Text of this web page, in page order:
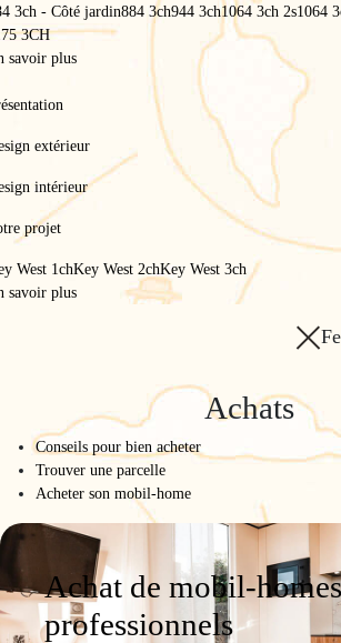
3ch - Côté jardin884 3ch944 3ch1064 3ch 2s1064
3CH
savoir plus
extérieur
intérieur
projet
West 1chKey West 2chKey West 3ch
savoir plus
Achats
Conseils pour bien acheter
Trouver une parcelle
Acheter son mobil-home
Achat de mobil-
professionnels
Key West /
Mobil-home 4 saisons haut de gamme
Mobil-home 4
de gamme